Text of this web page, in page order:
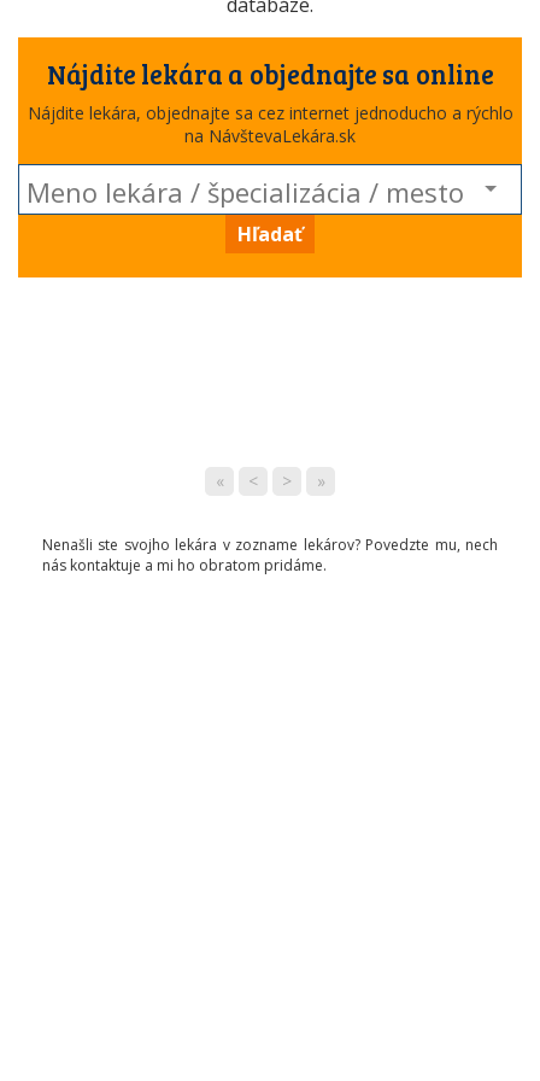
Nájdite lekára a objednajte sa online
Nájdite lekára, objednajte sa cez internet jednoducho a rýchlo
na NávštevaLekára.sk
Hľadať
« < > »
Nenašli ste svojho lekára v zozname lekárov? Povedzte mu, nech
nás kontaktuje a mi ho obratom pridáme.